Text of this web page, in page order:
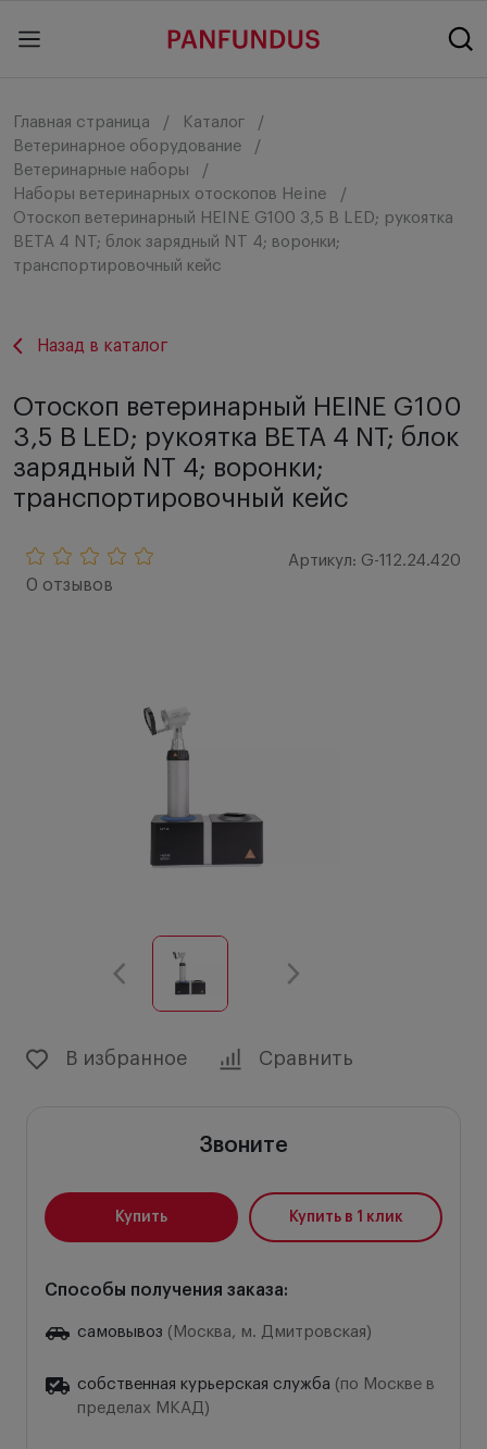
Главная страница
Каталог
Ветеринарное оборудование
Ветеринарные наборы
Наборы ветеринарных отоскопов Heine
Отоскоп ветеринарный HEINE G100 3,5 В LED; рукоятка
BETA 4 NT; блок зарядный NT 4; воронки;
транспортировочный кейс
Назад в каталог
Отоскоп ветеринарный HEINE G100
3,5 В LED; рукоятка BETA 4 NT; блок
зарядный NT 4; воронки;
транспортировочный кейс
0 отзывов
Артикул: G-112.24.420
В избранное Сравнить
Звоните
Купить Купить в 1 клик
Способы получения заказа:
самовывоз (Москва, м. Дмитровская)
собственная курьерская служба (по Москве в
пределах МКАД)